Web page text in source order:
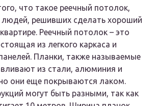
что такое реечный потолок,
людей, решивших сделать хороший
Реечный потолок – это
из легкого каркаса и
Планки, также называемые
из стали, алюминия и
они еще покрываются лаком.
могут быть разными, так как